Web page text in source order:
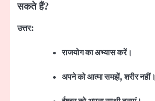
सकते हैं?
उत्तर:
राजयोग का अभ्यास करें।
अपने को आत्मा समझें, शरीर नहीं।